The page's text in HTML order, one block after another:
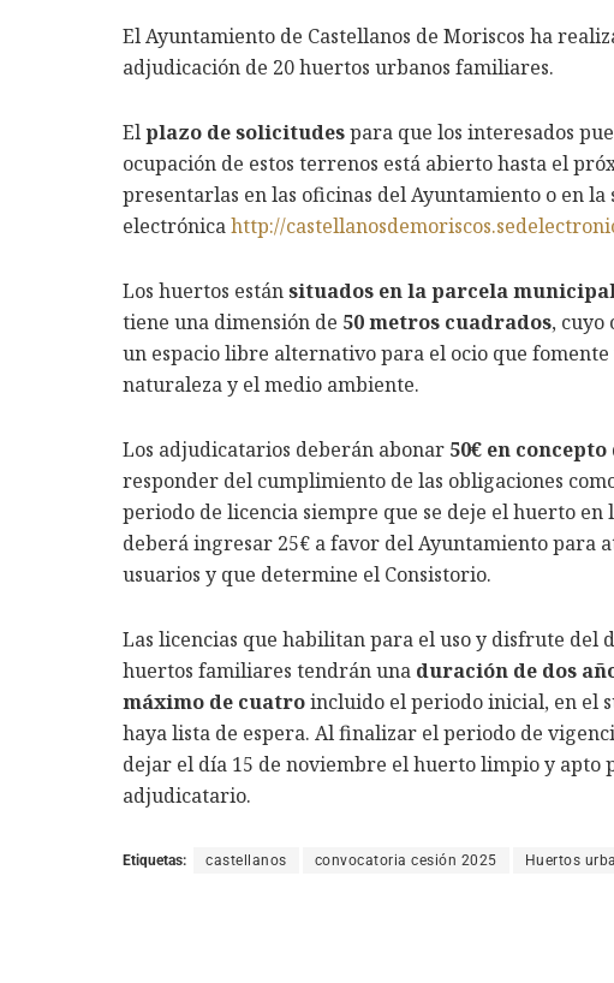
El Ayuntamiento de Castellanos de Moriscos ha
adjudicación de 20 huertos urbanos familiares.
Elplazo de solicitudespara que los interesados
ocupación de estos terrenos está abierto hasta el
presentarlas en las oficinas del Ayuntamiento o en la
electrónicahttp://
Los huertos estánsituados en la parcela
tiene una dimensión de 50 metros cuadrados,
un espacio libre alternativo para el ocio que
naturaleza y el medio ambiente.
Los adjudicatarios deberán abonar 50€ en
responder del cumplimiento de las obligaciones
periodo de licencia siempre que se deje el huerto en
deberá ingresar 25€ a favor del Ayuntamiento para
usuarios y que determine el Consistorio.
Las licencias que habilitan para el uso y disfrute del
huertos familiares tendrán una duración de dos
máximo de cuatroincluido el periodo inicial, en el
haya lista de espera. Al finalizar el periodo de
dejar el día 15 de noviembre el huerto limpio y apto
adjudicatario.
Etiquetas: castellanos convocatoria cesión 2025 Huertos